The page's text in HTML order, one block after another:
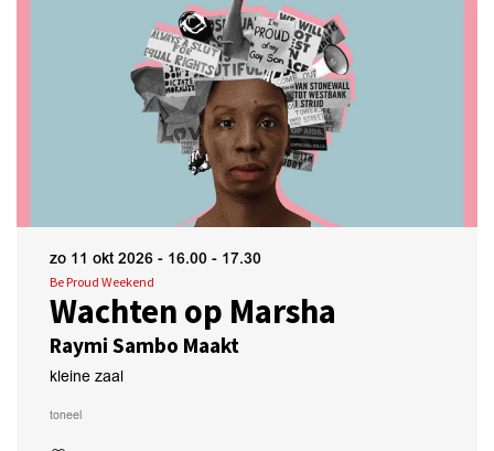
Wachten op Marsha
Raymi Sambo Maakt
Be Proud Weekend
zo 11 okt 2026 - 16.00 - 17.30
kleine zaal
toneel